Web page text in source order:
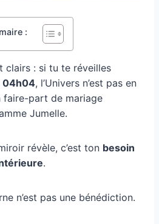
:
clairs : si tu te réveilles
04h04, l’Univers n’est pas en
faire-part de mariage
Jumelle.
révèle, c’est ton besoin
.
n’est pas une bénédiction.